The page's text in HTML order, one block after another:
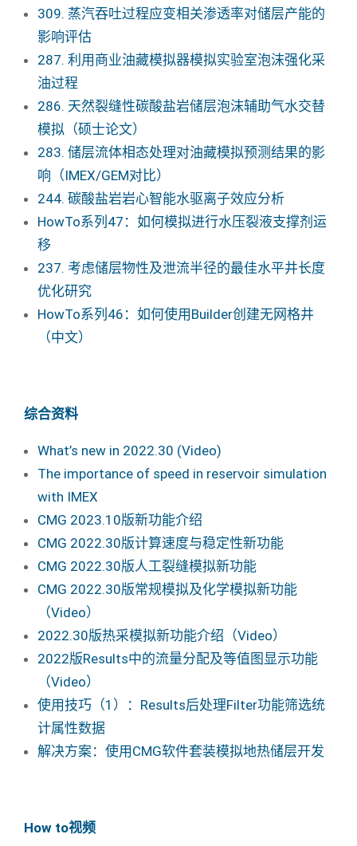
309. 蒸汽吞吐过程应变相关渗透率对储层产能的
影响评估
287. 利用商业油藏模拟器模拟实验室泡沫强化采
油过程
286. 天然裂缝性碳酸盐岩储层泡沫辅助气水交替
模拟（硕士论文）
283. 储层流体相态处理对油藏模拟预测结果的影
响（IMEX/GEM对比）
244. 碳酸盐岩岩心智能水驱离子效应分析
HowTo系列47：如何模拟进行水压裂液支撑剂运
移
237. 考虑储层物性及泄流半径的最佳水平井长度
优化研究
HowTo系列46：如何使用Builder创建无网格井
（中文）
综合资料
What’s new in 2022.30 (Video)
The importance of speed in reservoir simulation
with IMEX
CMG 2023.10版新功能介绍
CMG 2022.30版计算速度与稳定性新功能
CMG 2022.30版人工裂缝模拟新功能
CMG 2022.30版常规模拟及化学模拟新功能
（Video）
2022.30版热采模拟新功能介绍（Video）
2022版Results中的流量分配及等值图显示功能
（Video）
使用技巧（1）：Results后处理Filter功能筛选统
计属性数据
解决方案：使用CMG软件套装模拟地热储层开发
How to视频